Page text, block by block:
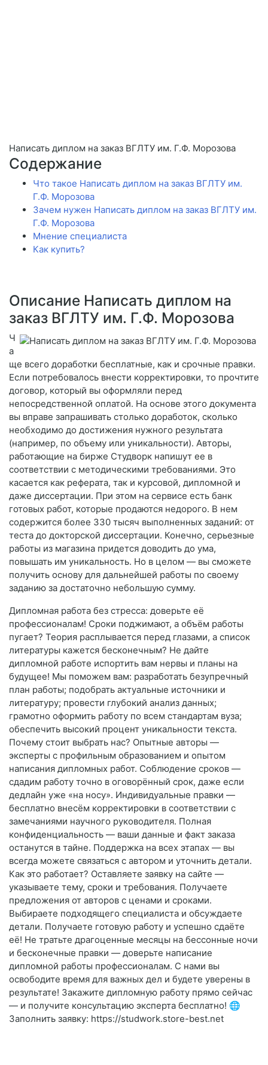
Написать диплом на заказ ВГЛТУ им. Г.Ф. Морозова
Содержание
Что такое Написать диплом на заказ ВГЛТУ им.
Г.Ф. Морозова
Зачем нужен Написать диплом на заказ ВГЛТУ им.
Г.Ф. Морозова
Мнение специалиста
Как купить?
Описание Написать диплом на
заказ ВГЛТУ им. Г.Ф. Морозова
Ч
а
ще всего доработки бесплатные, как и срочные правки.
Если потребовалось внести корректировки, то прочтите
договор, который вы оформляли перед
непосредственной оплатой. На основе этого документа
вы вправе запрашивать столько доработок, сколько
необходимо до достижения нужного результата
(например, по объему или уникальности). Авторы,
работающие на бирже Студворк напишут ее в
соответствии с методическими требованиями. Это
касается как реферата, так и курсовой, дипломной и
даже диссертации. При этом на сервисе есть банк
готовых работ, которые продаются недорого. В нем
содержится более 330 тысяч выполненных заданий: от
теста до докторской диссертации. Конечно, серьезные
работы из магазина придется доводить до ума,
повышать им уникальность. Но в целом — вы сможете
получить основу для дальнейшей работы по своему
заданию за достаточно небольшую сумму.
Дипломная работа без стресса: доверьте её
профессионалам! Сроки поджимают, а объём работы
пугает? Теория расплывается перед глазами, а список
литературы кажется бесконечным? Не дайте
дипломной работе испортить вам нервы и планы на
будущее! Мы поможем вам: разработать безупречный
план работы; подобрать актуальные источники и
литературу; провести глубокий анализ данных;
грамотно оформить работу по всем стандартам вуза;
обеспечить высокий процент уникальности текста.
Почему стоит выбрать нас? Опытные авторы —
эксперты с профильным образованием и опытом
написания дипломных работ. Соблюдение сроков —
сдадим работу точно в оговорённый срок, даже если
дедлайн уже «на носу». Индивидуальные правки —
бесплатно внесём корректировки в соответствии с
замечаниями научного руководителя. Полная
конфиденциальность — ваши данные и факт заказа
останутся в тайне. Поддержка на всех этапах — вы
всегда можете связаться с автором и уточнить детали.
Как это работает? Оставляете заявку на сайте —
указываете тему, сроки и требования. Получаете
предложения от авторов с ценами и сроками.
Выбираете подходящего специалиста и обсуждаете
детали. Получаете готовую работу и успешно сдаёте
её! Не тратьте драгоценные месяцы на бессонные ночи
и бесконечные правки — доверьте написание
дипломной работы профессионалам. С нами вы
освободите время для важных дел и будете уверены в
результате! Закажите дипломную работу прямо сейчас
— и получите консультацию эксперта бесплатно! 🌐
Заполнить заявку: https://studwork.store-best.net